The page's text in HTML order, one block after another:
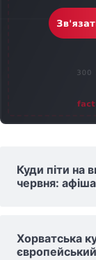
Куди піти на
червня:
Хорватська